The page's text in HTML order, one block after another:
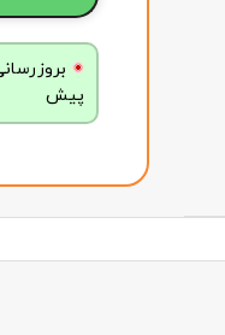
پیش